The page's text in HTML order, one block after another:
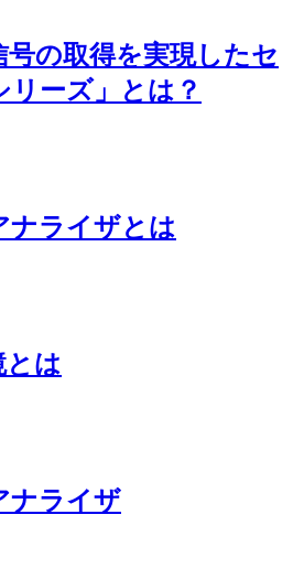
の取得を実現したセ
リーズ」とは？
ナライザとは
とは
ナライザ